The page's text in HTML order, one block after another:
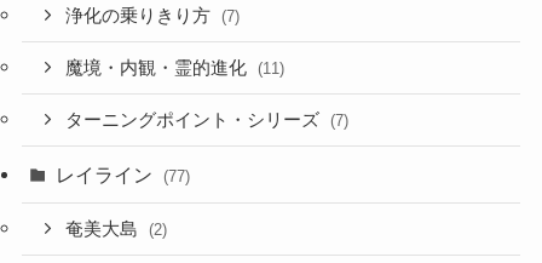
浄化の乗りきり方 (7)
魔境・内観・霊的進化 (11)
ターニングポイント・シリーズ (7)
レイライン (77)
奄美大島 (2)